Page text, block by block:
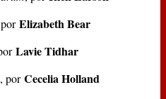
Elizabeth Bear
Lavie Tidhar
, porCecelia Holland